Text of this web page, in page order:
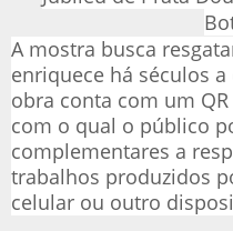
A mostra busca
enriquece há séculos
obra conta com um
com o qual o público
complementares a
trabalhos produzidos
celular ou outro